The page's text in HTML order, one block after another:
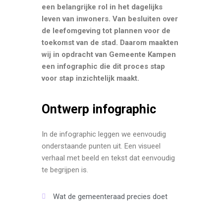
een belangrijke rol in het dagelijks
leven van inwoners. Van besluiten over
de leefomgeving tot plannen voor de
toekomst van de stad. Daarom maakten
wij in opdracht van Gemeente Kampen
een infographic die dit proces stap
voor stap inzichtelijk maakt.
Ontwerp infographic
In de infographic leggen we eenvoudig
onderstaande punten uit. Een visueel
verhaal met beeld en tekst dat eenvoudig
te begrijpen is.
Wat de gemeenteraad precies doet